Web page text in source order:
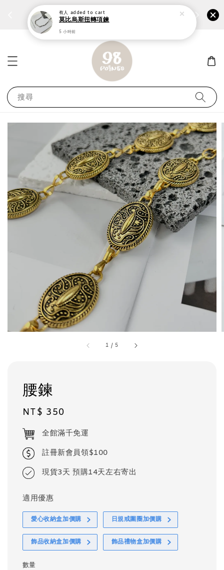
個性鋼戒任兩件1300⚡ 加
搜尋
1 /5
腰鍊
Regular
price
NT$ 350
全館滿千免運
註冊新會員領$100
現貨3天 預購14天左右寄出
適用優惠
愛心收納盒加價購 日規戒圍圈加價購
飾品收納盒加價購 飾品禮物盒加價購
數量
有人 added to cart
莫比烏斯扭轉項鍊
5 小時前